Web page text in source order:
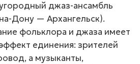
джаз-ансамбль
Дону — Архангельск).
фольклора и джаза имеет
единения: зрителей
а музыканты,